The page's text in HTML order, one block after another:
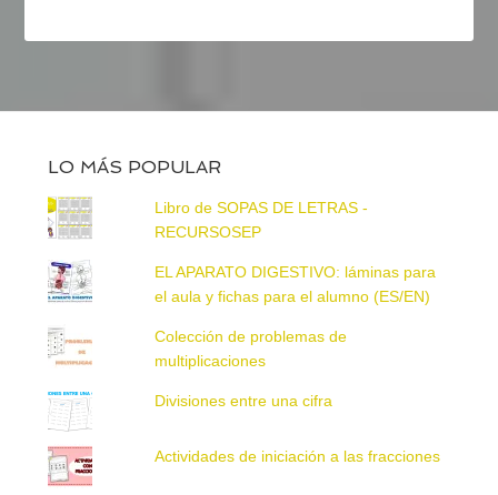
LO MÁS POPULAR
Libro de SOPAS DE LETRAS -
RECURSOSEP
EL APARATO DIGESTIVO: láminas para
el aula y fichas para el alumno (ES/EN)
Colección de problemas de
multiplicaciones
Divisiones entre una cifra
Actividades de iniciación a las fracciones